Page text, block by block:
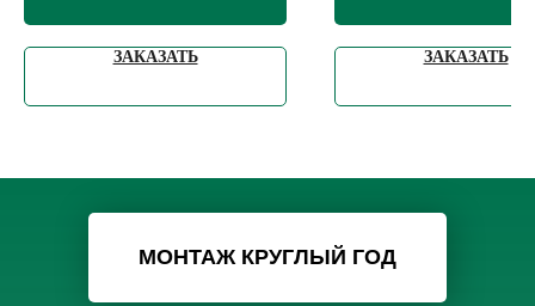
ЗАКАЗАТЬ ЗАКАЗАТЬ
МОНТАЖ КРУГЛЫЙ ГОД